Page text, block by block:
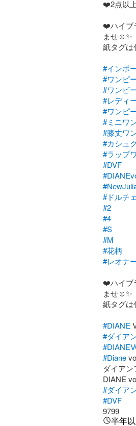
❤️2点以
❤️ハイブ
ませ☺︎✨
紙タグは
#インポ
#ワンピ
#ワンピ
#レディ
#ワンピ
#ミニワ
#膝丈ワ
#カシュ
#ラップ
#DVF
#ドルチ
#2
#4
#S
#M
#花柄
#レオナ
❤️ハイブ
ませ☺︎✨
紙タグは
#DIANE
#ダイア
#Diane
ダイア
#ダイア
#DVF
9799
半年